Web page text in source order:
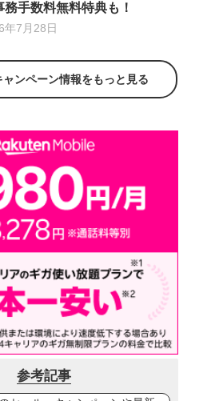
務手数料無料特典も！
年7月28日
ンペーン情報をもっと見る
参考記事